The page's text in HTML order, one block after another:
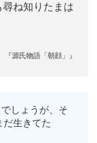
ね知りたまは
『源氏物語「朝顔」』
しょうが、そ
生きてた